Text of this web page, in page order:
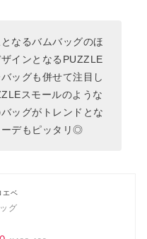
なるバムバッグのほ
インとなるPUZZLE
ッグも併せて注目し
スモールのような
ッグがトレンドとな
ーデもピッタリ◎
エベ
グ